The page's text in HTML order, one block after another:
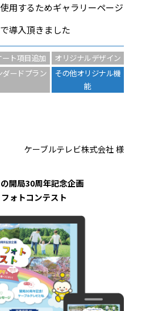
用するためギャラリーページ
導入頂きました
ート項目追加
オリジナルデザイン
ダードプラン
その他オリジナル機
能
ケーブルテレビ株式会社 様
開局30周年記念企画
ォトコンテスト